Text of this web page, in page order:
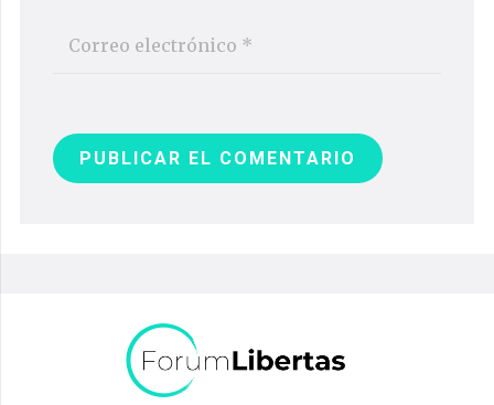
PUBLICAR EL COMENTARIO